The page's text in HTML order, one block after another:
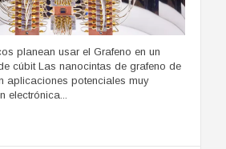
planean usar el Grafeno en un
cúbit Las nanocintas de grafeno de
aplicaciones potenciales muy
electrónica...